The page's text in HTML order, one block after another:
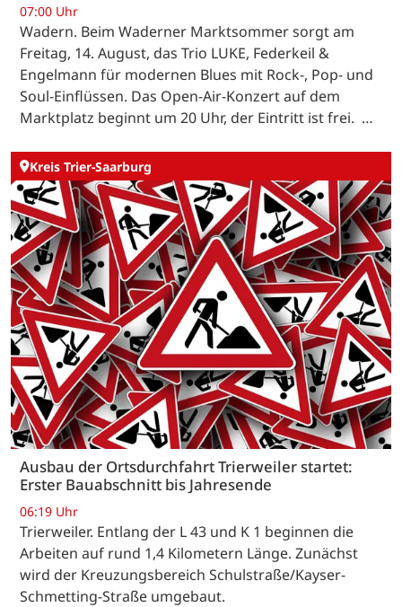
07:00 Uhr
Wadern. Beim Waderner Marktsommer sorgt am
Freitag, 14. August, das Trio LUKE, Federkeil &
Engelmann für modernen Blues mit Rock-, Pop- und
Soul-Einflüssen. Das Open-Air-Konzert auf dem
Marktplatz beginnt um 20 Uhr, der Eintritt ist frei. …
Kreis Trier-Saarburg
Ausbau der Ortsdurchfahrt Trierweiler startet:
Erster Bauabschnitt bis Jahresende
06:19 Uhr
Trierweiler. Entlang der L 43 und K 1 beginnen die
Arbeiten auf rund 1,4 Kilometern Länge. Zunächst
wird der Kreuzungsbereich Schulstraße/Kayser-
Schmetting-Straße umgebaut.